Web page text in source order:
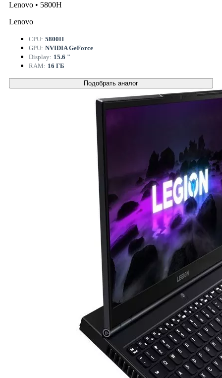
Lenovo • 5800H
Lenovo
CPU: 5800H
GPU: NVIDIA GeForce
Display: 15.6 "
RAM: 16 ГБ
Подобрать аналог